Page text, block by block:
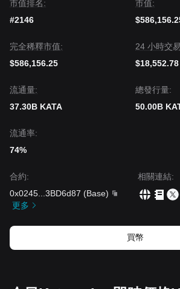
市值排名:
#2146
市值:
完全稀釋市值:
$586,156.25
24 小時交
$18,552.78
流通量:
37.30B KATA
總發行量:
50.00B
流通率:
74%
合約:
0x0245
3BD6d87 (Base)
更多
相關連結:
買幣